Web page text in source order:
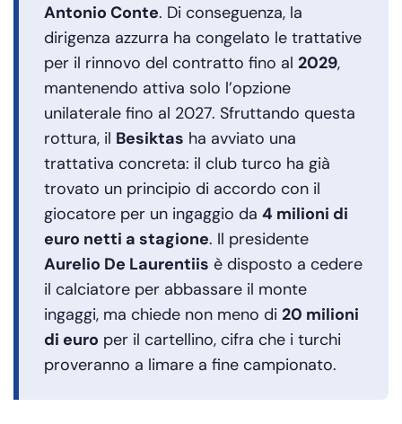
Antonio Conte. Di conseguenza, la
dirigenza azzurra ha congelato le trattative
per il rinnovo del contratto fino al 2029,
mantenendo attiva solo l’opzione
unilaterale fino al 2027. Sfruttando questa
rottura, il Besiktas ha avviato una
trattativa concreta: il club turco ha già
trovato un principio di accordo con il
giocatore per un ingaggio da 4 milioni di
euro netti a stagione. Il presidente
Aurelio De Laurentiis è disposto a cedere
il calciatore per abbassare il monte
ingaggi, ma chiede non meno di 20 milioni
di euro per il cartellino, cifra che i turchi
proveranno a limare a fine campionato.